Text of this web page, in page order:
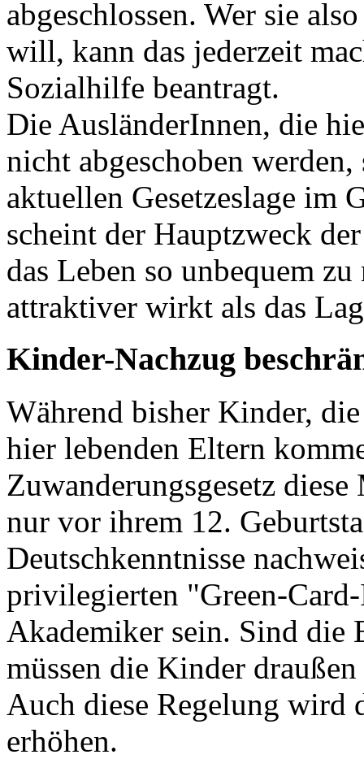
abgeschlossen. Wer sie
will, kann das jederzeit
Sozialhilfe beantragt.
Die AusländerInnen, die
nicht abgeschoben
aktuellen Gesetzeslage im
scheint der Hauptzweck
das Leben so unbequem
attraktiver wirkt als das
Kinder-Nachzug
Während bisher Kinder,
hier lebenden Eltern
Zuwanderungsgesetz
nur vor ihrem 12.
Deutschkenntnisse
privilegierten "Green-
Akademiker sein. Sind die
müssen die Kinder
Auch diese Regelung wird
erhöhen.